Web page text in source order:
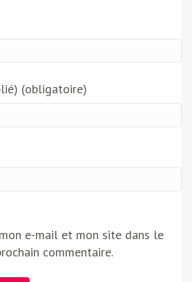
(obligatoire)
e-mail et mon site dans le
commentaire.